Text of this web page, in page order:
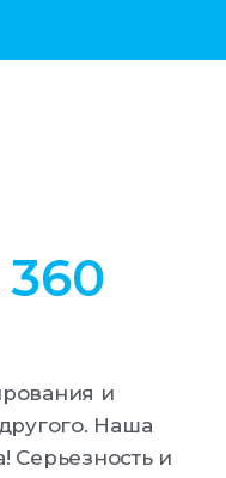
и
Наша
Серьезность и